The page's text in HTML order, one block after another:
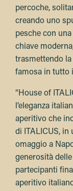
percoche,
creando uno
pesche con
chiave
trasmettendo
famosa in tutto
“House of
l’eleganza
aperitivo che
di ITALICUS, in
omaggio a
generosità
partecipanti
aperitivo